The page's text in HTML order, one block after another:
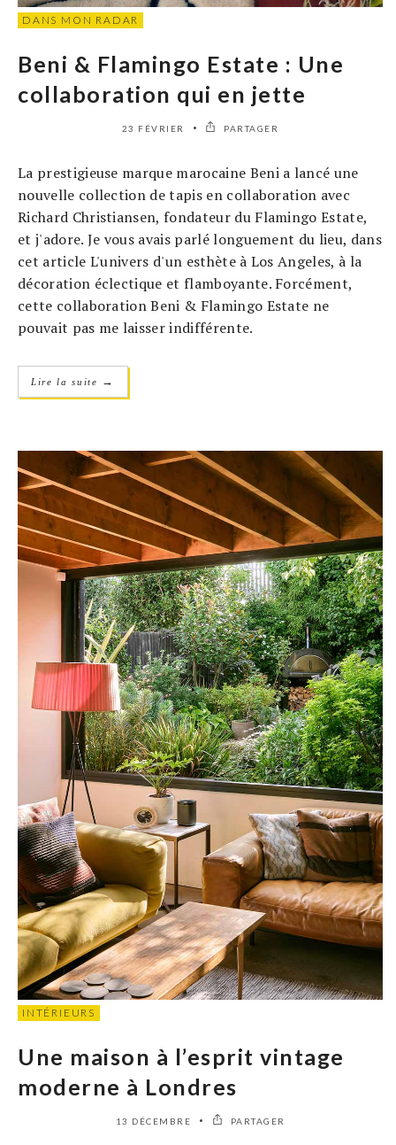
DANS MON RADAR
Beni & Flamingo Estate : Une
collaboration qui en jette
23 FÉVRIER PARTAGER
La prestigieuse marque marocaine Beni a lancé une
nouvelle collection de tapis en collaboration avec
Richard Christiansen, fondateur du Flamingo Estate,
et j'adore. Je vous avais parlé longuement du lieu, dans
cet article L'univers d'un esthète à Los Angeles, à la
décoration éclectique et flamboyante. Forcément,
cette collaboration Beni & Flamingo Estate ne
pouvait pas me laisser indifférente.
Lire la suite →
INTÉRIEURS
Une maison à l’esprit vintage
moderne à Londres
13 DÉCEMBRE PARTAGER